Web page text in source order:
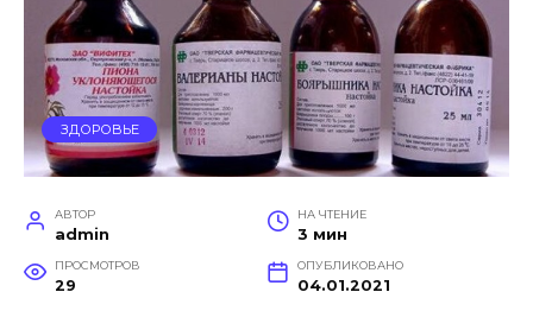
ЗДОРОВЬЕ
АВТОР
admin
НА ЧТЕНИЕ
3 мин
ПРОСМОТРОВ
29
ОПУБЛИКОВАНО
04.01.2021